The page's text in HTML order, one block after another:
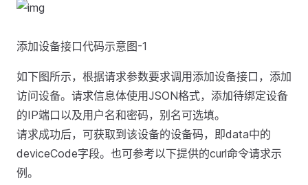
添加设备接口代码示意图-1
如下图所示，根据请求参数要求调用添加设备接口，添加
访问设备。请求信息体使用JSON格式，添加待绑定设备
的IP端口以及用户名和密码，别名可选填。
请求成功后，可获取到该设备的设备码，即data中的
deviceCode字段。也可参考以下提供的curl命令请求示
例。